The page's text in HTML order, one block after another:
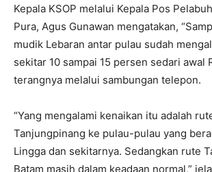
Kepala KSOP melalui Kepala Pos
Pura, Agus Gunawan mengatakan,
mudik Lebaran antar pulau sudah
sekitar 10 sampai 15 persen sedari awal
terangnya melalui sambungan telepon.
“Yang mengalami kenaikan itu adalah
Tanjungpinang ke pulau-pulau yang
Lingga dan sekitarnya. Sedangkan rute
Batam masih dalam keadaan normal,”